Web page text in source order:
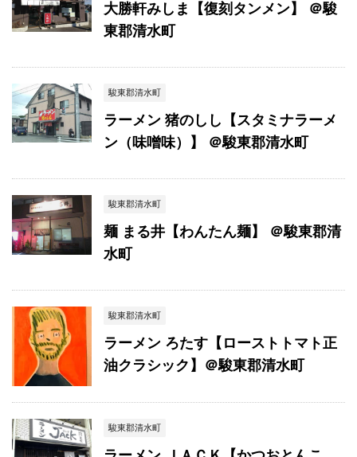
大勝軒みしま【復刻タンメン】 ＠駿
東郡清水町
駿東郡清水町
ラーメン 猪のしし【スタミナラーメ
ン（味噌味）】 ＠駿東郡清水町
駿東郡清水町
麺 まる井【わんたん麺】 ＠駿東郡清
水町
駿東郡清水町
ラーメン ろたす【ローストトマト正
油クラシック】＠駿東郡清水町
駿東郡清水町